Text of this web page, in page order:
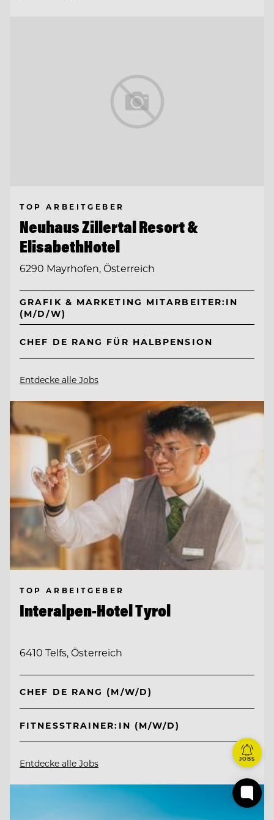
TOP ARBEITGEBER
Neuhaus Zillertal Resort &
ElisabethHotel
6290 Mayrhofen, Österreich
GRAFIK & MARKETING MITARBEITER:IN
(M/D/W)
CHEF DE RANG FÜR HALBPENSION
Entdecke alle Jobs
TOP ARBEITGEBER
Interalpen-Hotel Tyrol
6410 Telfs, Österreich
CHEF DE RANG (M/W/D)
FITNESSTRAINER:IN (M/W/D)
Entdecke alle Jobs JOBS